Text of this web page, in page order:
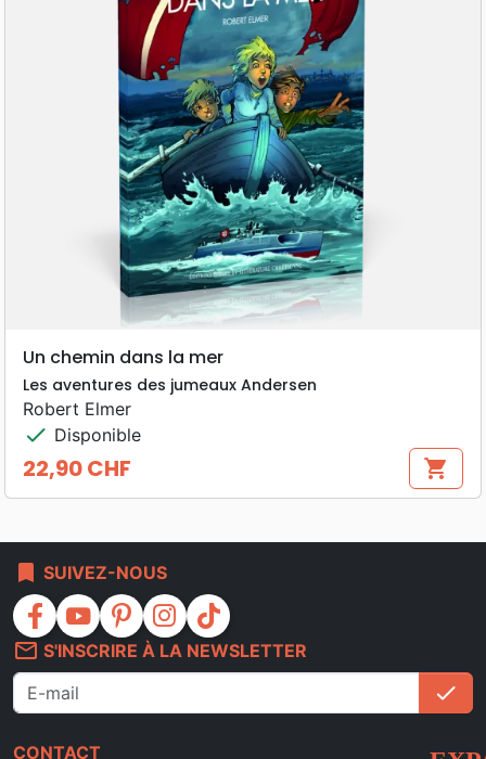
Un chemin dans la mer
Les aventures des jumeaux Andersen
Robert Elmer
check Disponible
Prix
22,90 CHF shopping_cart
bookmark SUIVEZ-NOUS
facebook youtube pinterest instagram
tiktok
mail_outline S'INSCRIRE À LA NEWSLETTER
check
CONTACT